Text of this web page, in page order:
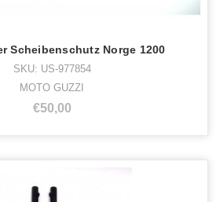
Scheibenschutz Norge 1200
SKU: US-977854
MOTO GUZZI
€50,00